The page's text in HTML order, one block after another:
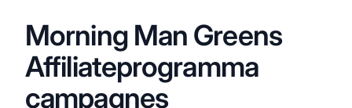
Morning Man Greens
Affiliateprogramma
campagnes